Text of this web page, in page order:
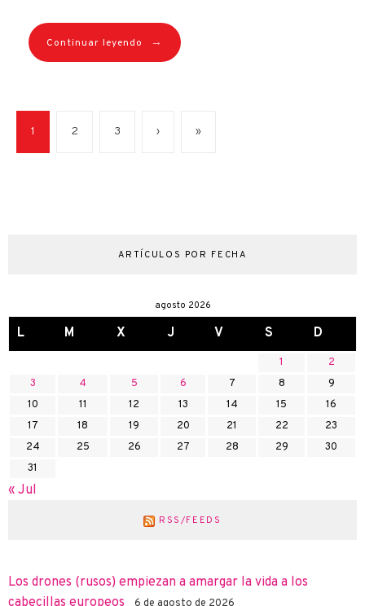
Continuar leyendo →
1 2 3 › »
ARTÍCULOS POR FECHA
agosto 2026
L M X J V S D
1
2
3
4 5 6 7 8
9
10
11 12 13 14 15
16
17
18 19 20 21 22
23
24
25 26 27 28 29
30
31
« Jul
RSS/FEEDS
Los drones (rusos) empiezan a amargar la vida a los